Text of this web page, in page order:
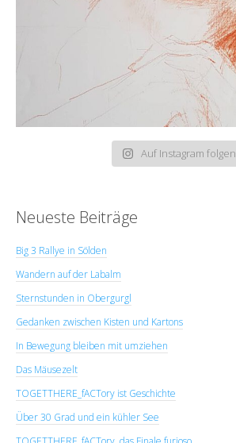
Auf Instagram folgen
Neueste Beiträge
Big 3 Rallye in Sölden
Wandern auf der Labalm
Sternstunden in Obergurgl
Gedanken zwischen Kisten und Kartons
In Bewegung bleiben mit umziehen
Das Mäusezelt
TOGETTHERE_fACTory ist Geschichte
Über 30 Grad und ein kühler See